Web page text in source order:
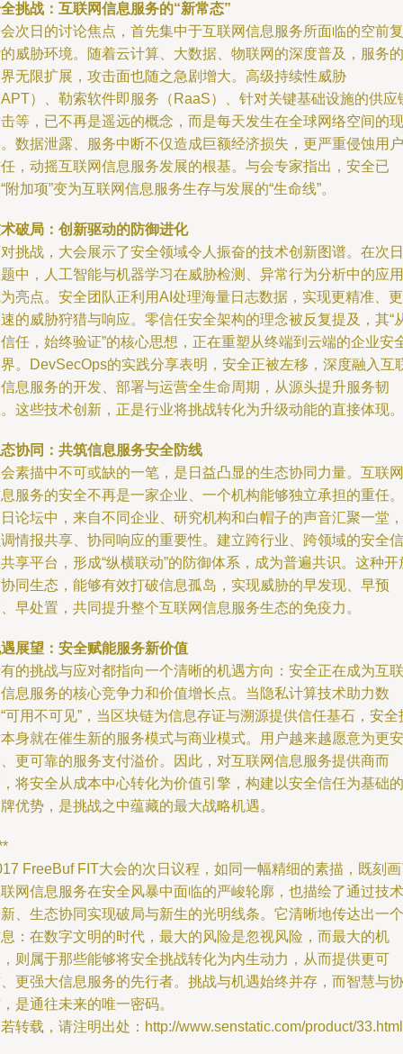
挑战：互联网信息服务的“新常态”
次日的讨论焦点，首先集中于互联网信息服务所面临的空前复
威胁环境。随着云计算、大数据、物联网的深度普及，服务的
无限扩展，攻击面也随之急剧增大。高级持续性威胁
）、勒索软件即服务（RaaS）、针对关键基础设施的供应
等，已不再是遥远的概念，而是每天发生在全球网络空间的现
数据泄露、服务中断不仅造成巨额经济损失，更严重侵蚀用户
，动摇互联网信息服务发展的根基。与会专家指出，安全已
附加项”变为互联网信息服务生存与发展的“生命线”。
破局：创新驱动的防御进化
挑战，大会展示了安全领域令人振奋的技术创新图谱。在次日
中，人工智能与机器学习在威胁检测、异常行为分析中的应用
亮点。安全团队正利用AI处理海量日志数据，实现更精准、更
的威胁狩猎与响应。零信任安全架构的理念被反复提及，其“
任，始终验证”的核心思想，正在重塑从终端到云端的企业安
。DevSecOps的实践分享表明，安全正被左移，深度融入互
息服务的开发、部署与运营全生命周期，从源头提升服务韧
这些技术创新，正是行业将挑战转化为升级动能的直接体现。
协同：共筑信息服务安全防线
素描中不可或缺的一笔，是日益凸显的生态协同力量。互联网
服务的安全不再是一家企业、一个机构能够独立承担的重任。
论坛中，来自不同企业、研究机构和白帽子的声音汇聚一堂，
情报共享、协同响应的重要性。建立跨行业、跨领域的安全信
享平台，形成“纵横联动”的防御体系，成为普遍共识。这种开
同生态，能够有效打破信息孤岛，实现威胁的早发现、早预
早处置，共同提升整个互联网信息服务生态的免疫力。
展望：安全赋能服务新价值
的挑战与应对都指向一个清晰的机遇方向：安全正在成为互联
息服务的核心竞争力和价值增长点。当隐私计算技术助力数
可用不可见”，当区块链为信息存证与溯源提供信任基石，安全
身就在催生新的服务模式与商业模式。用户越来越愿意为更安
更可靠的服务支付溢价。因此，对互联网信息服务提供商而
将安全从成本中心转化为价值引擎，构建以安全信任为基础的
优势，是挑战之中蕴藏的最大战略机遇。
FreeBuf FIT大会的次日议程，如同一幅精细的素描，既刻
网信息服务在安全风暴中面临的严峻轮廓，也描绘了通过技术
、生态协同实现破局与新生的光明线条。它清晰地传达出一个
：在数字文明的时代，最大的风险是忽视风险，而最大的机
则属于那些能够将安全挑战转化为内生动力，从而提供更可
更强大信息服务的先行者。挑战与机遇始终并存，而智慧与协
是通往未来的唯一密码。
转载，请注明出处：http://www.senstatic.com/product/33.html